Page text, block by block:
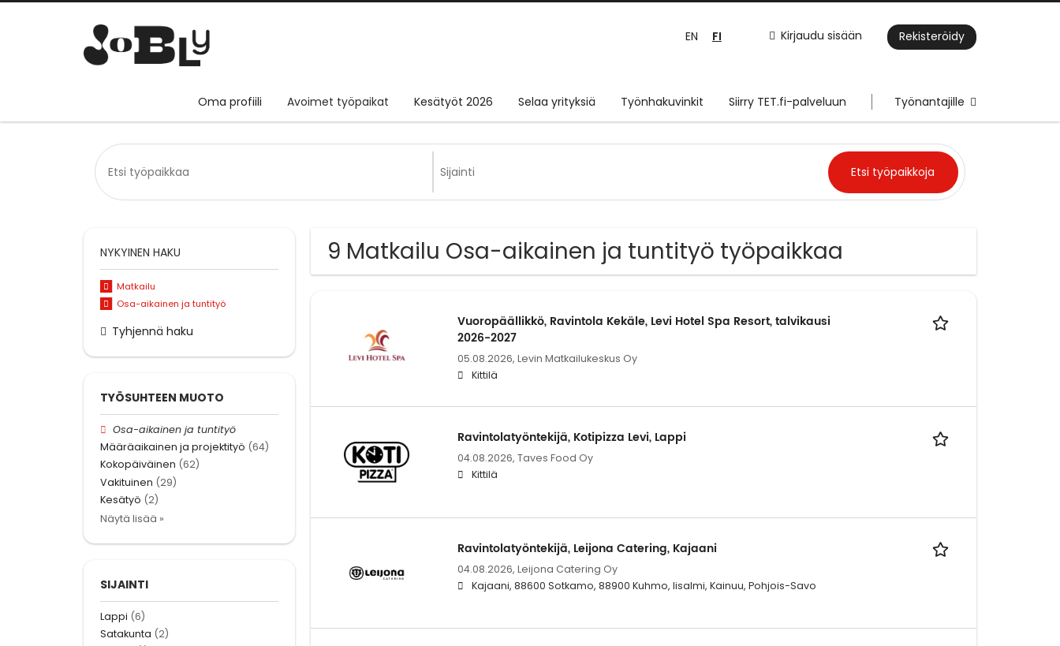
Kirjaudu sisään Rekisteröidy
EN FI
Oma profiili Avoimet työpaikat Kesätyöt 2026 Selaa yrityksiä Työnhakuvinkit Siirry TET.fi-palveluun Työnantajille
9 Matkailu Osa-aikainen ja tuntityö työpaikkaa
Vuoropäällikkö, Ravintola Kekäle, Levi Hotel Spa Resort, talvikausi
2026-2027
05.08.2026, Levin Matkailukeskus Oy
Kittilä
Ravintolatyöntekijä, Kotipizza Levi, Lappi
04.08.2026, Taves Food Oy
Kittilä
Ravintolatyöntekijä, Leijona Catering, Kajaani
04.08.2026, Leijona Catering Oy
Kajaani, 88600 Sotkamo, 88900 Kuhmo, Iisalmi, Kainuu, Pohjois-Savo
NYKYINEN HAKU
Matkailu
Osa-aikainen ja tuntityö
Tyhjennä haku
TYÖSUHTEEN MUOTO
Osa-aikainen ja tuntityö
Määräaikainen ja projektityö (64)
Kokopäiväinen (62)
Vakituinen (29)
Kesätyö (2)
Näytä lisää »
SIJAINTI
Lappi (6)
Satakunta (2)